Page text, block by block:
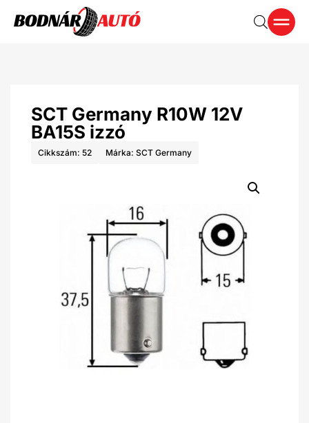
SCT Germany R10W 12V
BA15S izzó
Cikkszám: 52 Márka: SCT Germany